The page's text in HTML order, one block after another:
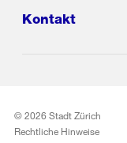
Kontakt
© 2026 Stadt Zürich
Rechtliche Hinweise